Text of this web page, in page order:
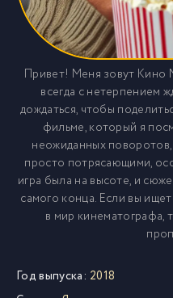
Привет! Меня зовут Кино
всегда с нетерпением
дождаться, чтобы
фильме, который я
неожиданных
просто потрясающими,
игра была на высоте, и
самого конца. Если вы
в мир кинематографа,
Год выпуска: 2018